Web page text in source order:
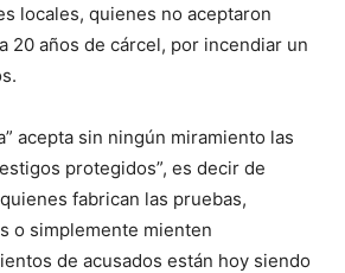
locales, quienes no aceptaron
20 años de cárcel, por incendiar un
acepta sin ningún miramiento las
protegidos”, es decir de
fabrican las pruebas,
o simplemente mienten
de acusados están hoy siendo